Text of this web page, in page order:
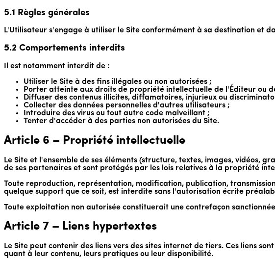
5.1 Règles générales
L'Utilisateur s'engage à utiliser le Site conformément à sa destination et
5.2 Comportements interdits
Il est notamment interdit de :
Utiliser le Site à des fins illégales ou non autorisées ;
Porter atteinte aux droits de propriété intellectuelle de l'Éditeur ou
Diffuser des contenus illicites, diffamatoires, injurieux ou
Collecter des données personnelles d'autres utilisateurs ;
Introduire des virus ou tout autre code malveillant ;
Tenter d'accéder à des parties non autorisées du Site.
Article 6 – Propriété intellectuelle
Le Site et l'ensemble de ses éléments (structure, textes, images, vidéos,
de ses partenaires et sont protégés par les lois relatives à la propriété
Toute reproduction, représentation, modification, publication,
quelque support que ce soit, est interdite sans l'autorisation écrite
Toute exploitation non autorisée constituerait une contrefaçon
Article 7 – Liens hypertextes
Le Site peut contenir des liens vers des sites internet de tiers. Ces liens
quant à leur contenu, leurs pratiques ou leur disponibilité.